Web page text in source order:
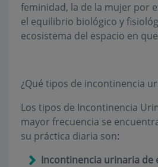
feminidad, la de la mujer por
el equilibrio biológico y
ecosistema del espacio en
¿Qué tipos de incontinencia
Los tipos de Incontinencia
mayor frecuencia se
su práctica diaria son:
Incontinencia urinaria de